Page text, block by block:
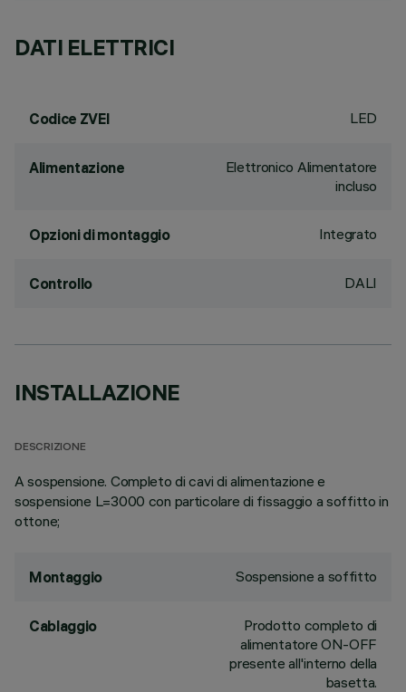
DATI ELETTRICI
Codice ZVEI LED
Alimentazione
Elettronico Alimentatore
incluso
Opzioni di montaggio Integrato
Controllo DALI
INSTALLAZIONE
DESCRIZIONE
A sospensione. Completo di cavi di alimentazione e
sospensione L=3000 con particolare di fissaggio a soffitto in
ottone;
Montaggio Sospensione a soffitto
Cablaggio
Prodotto completo di
alimentatore ON-OFF
presente all'interno della
basetta.